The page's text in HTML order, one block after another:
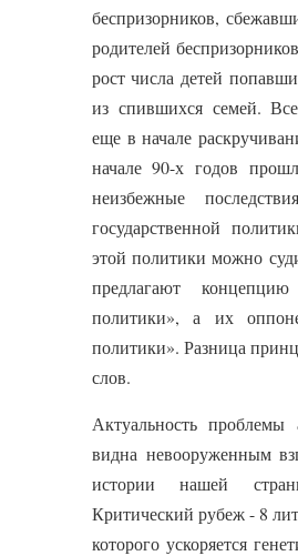
беспризорников,
родителей
рост числа детей
из спившихся семей.
еще в начале
начале 90-х годов
неизбежные
государственной
этой политики можно
предлагают концепцию
политики», а их
политики». Разница
слов.
Актуальность
видна невооруженным
истории нашей
Критический рубеж - 8
которого ускоряется